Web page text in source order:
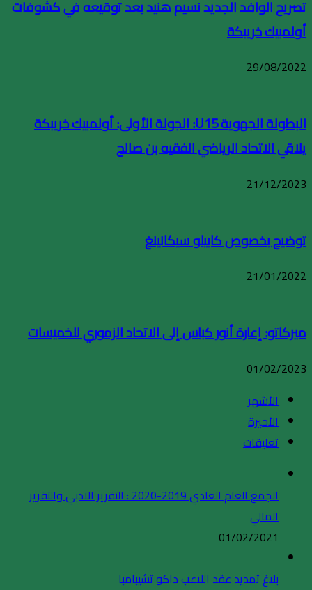
تصريح الوافد الجديد نسيم هنيد بعد توقيعه في كشوفات
أولمبيك خريبكة
29/08/2022
البطولة الجهوية U15: الجولة الأولى: أولمبيك خريبكة
يلاقي الاتحاد الرياضي الفقيه بن صالح
21/12/2023
توضيح بخصوص كابيلو سيكانينغ
21/01/2022
ميركاتو: إعارة أنور كباس إلى الاتحاد الزموري للخميسات
01/02/2023
الأشهر
الأخيرة
تعليقات
الجمع العام العادي 2019-2020 : التقرير الادبي والتقرير
المالي
01/02/2021
بلاغ تمديد عقد اللاعب داكو تشيبامبا